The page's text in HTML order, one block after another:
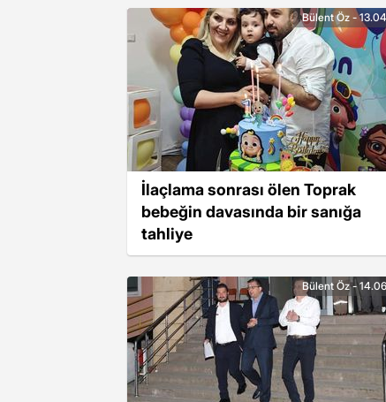
İlaçlama sonrası ölen Toprak
bebeğin davasında bir sanığa
tahliye
Bülent Öz -
Bülent Öz -